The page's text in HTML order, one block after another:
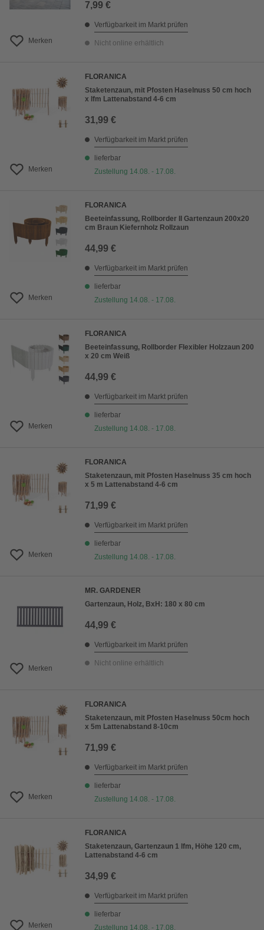
Merken
7,99 €
Verfügbarkeit im Markt prüfen
Nicht online erhältlich
Merken
FLORANICA
Staketenzaun, mit Pfosten Haselnuss 50 cm hoch
x lfm Lattenabstand 4-6 cm
31,99 €
Verfügbarkeit im Markt prüfen
lieferbar
Zustellung 14.08. - 17.08.
Merken
FLORANICA
Beeteinfassung, Rollborder II Gartenzaun 200x20
cm Braun Kiefernholz Rollzaun
44,99 €
Verfügbarkeit im Markt prüfen
lieferbar
Zustellung 14.08. - 17.08.
Merken
FLORANICA
Beeteinfassung, Rollborder Flexibler Holzzaun 200
x 20 cm Weiß
44,99 €
Verfügbarkeit im Markt prüfen
lieferbar
Zustellung 14.08. - 17.08.
Merken
FLORANICA
Staketenzaun, mit Pfosten Haselnuss 35 cm hoch
x 5 m Lattenabstand 4-6 cm
71,99 €
Verfügbarkeit im Markt prüfen
lieferbar
Zustellung 14.08. - 17.08.
Merken
MR. GARDENER
Gartenzaun, Holz, BxH: 180 x 80 cm
44,99 €
Verfügbarkeit im Markt prüfen
Nicht online erhältlich
Merken
FLORANICA
Staketenzaun, mit Pfosten Haselnuss 50cm hoch
x 5m Lattenabstand 8-10cm
71,99 €
Verfügbarkeit im Markt prüfen
lieferbar
Zustellung 14.08. - 17.08.
Merken
FLORANICA
Staketenzaun, Gartenzaun 1 lfm, Höhe 120 cm,
Lattenabstand 4-6 cm
34,99 €
Verfügbarkeit im Markt prüfen
lieferbar
Zustellung 14.08. - 17.08.